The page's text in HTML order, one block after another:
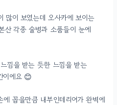
많이 보였는데 오사카에 보이는
산 각종 술병과 소품들이 눈에
낌을 받는 듯한 느낌을 받는
이에요 😊
꼽을만큼 내부인테리어가 완벽에